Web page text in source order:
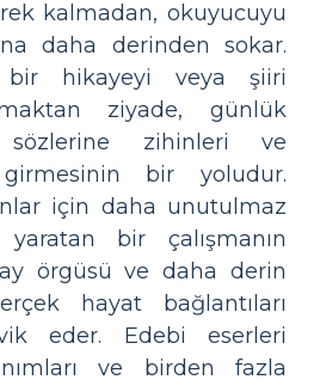
kalmadan, okuyucuyu
daha derinden sokar.
bir hikayeyi veya şiiri
ziyade, günlük
sözlerine zihinleri ve
girmesinin bir yoludur.
için daha unutulmaz
bir çalışmanın
örgüsü ve daha derin
hayat bağlantıları
eder. Edebi eserleri
ve birden fazla